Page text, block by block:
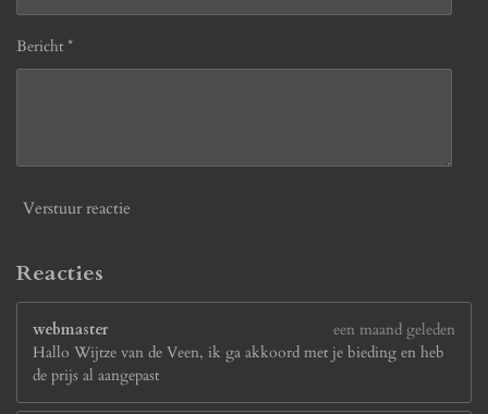
Bericht *
Verstuur reactie
Reacties
webmaster
een maand geleden
Hallo Wijtze van de Veen, ik ga akkoord met je bieding en heb
de prijs al aangepast